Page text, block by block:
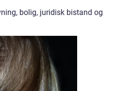
bolig, juridisk bistand og